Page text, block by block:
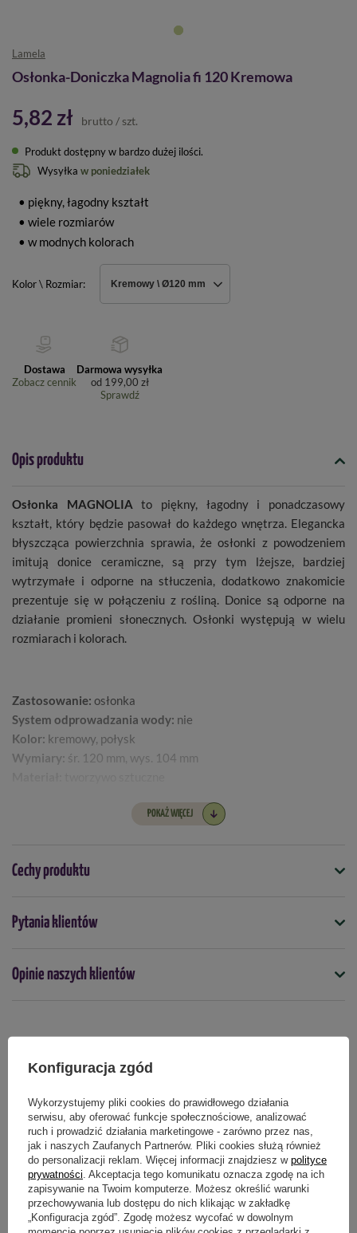
Lamela
Osłonka-Doniczka Magnolia fi 120 Kremowa
5,82 zł brutto / szt.
Produkt dostępny w bardzo dużej ilości
Wysyłka w poniedziałek
• piękny, łagodny kształt
• wiele rozmiarów
• w modnych kolorach
Kolor \ Rozmiar Kremowy \ Ø120 mm
Dostawa
Zobacz cennik
Darmowa wysyłka
od 199,00 zł
Sprawdź
Opis produktu
Osłonka MAGNOLIA to piękny, łagodny i ponadczasowy
kształt, który będzie pasował do każdego wnętrza. Elegancka
błyszcząca powierzchnia sprawia, że osłonki z powodzeniem
imitują donice ceramiczne, są przy tym lżejsze, bardziej
wytrzymałe i odporne na stłuczenia, dodatkowo znakomicie
prezentuje się w połączeniu z rośliną. Donice są odporne na
działanie promieni słonecznych. Osłonki występują w wielu
rozmiarach i kolorach.
Zastosowanie: osłonka
System odprowadzania wody: nie
Kolor: kremowy, połysk
Wymiary: śr. 120 mm, wys. 104 mm
POKAŻ WIĘCEJ
Cechy produktu
Symbol
5900119742004
Kremowy
Przeznaczenie
do domu/mieszkania
Podmiot odpowiedzialny za ten produkt na terenie UE Więcej
Pytania klientów
Opinie naszych klientów
Konfiguracja zgód
Wykorzystujemy pliki cookies do prawidłowego działania
serwisu, aby oferować funkcje społecznościowe, analizować
ruch i prowadzić działania marketingowe - zarówno przez nas,
jak i naszych Zaufanych Partnerów. Pliki cookies służą również
do personalizacji reklam. Więcej informacji znajdziesz w polityce
prywatności . Akceptacja tego komunikatu oznacza zgodę na ich
zapisywanie na Twoim komputerze. Możesz określić warunki
przechowywania lub dostępu do nich klikając w zakładkę
„Konfiguracja zgód”. Zgodę możesz wycofać w dowolnym